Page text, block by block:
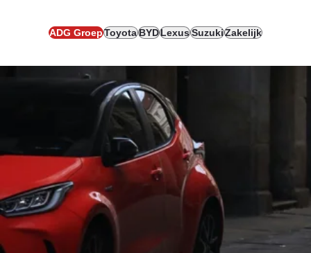
ADG GroepToyotaBYDLexusSuzukiZakelijk